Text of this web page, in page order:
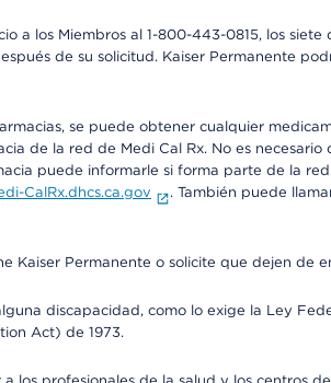
los Miembros al 1-800-443-0815, los siete
de su solicitud. Kaiser Permanente
se puede obtener cualquier
de la red de Medi Cal Rx. No es
puede informarle si forma parte de la
CalRx.dhcs.ca.gov
. También puede
Permanente o solicite que dejen de
discapacidad, como lo exige la Ley
Act) de 1973.